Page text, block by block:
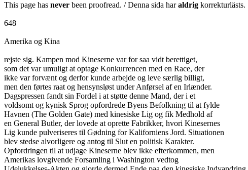
This page has never been proofread. / Denna sida haraldrig korrekturlästs.
648
Amerika og Kina
rejste sig. Kampen mod Kineserne var for saa vidt berettiget,
som det var umuligt at optage Konkurrencen med en Race, der
ikke var forvænt og derfor kunde arbejde og leve særlig billigt,
men den førtes raat og hensynsløst under Anførsel af en Irlænder.
Dagspressen fandt sin Fordel i at støtte denne Mand, der i et
voldsomt og kynisk Sprog opfordrede Byens Befolkning til at fylde
Havnen (The Golden Gate) med kinesiske Lig og fik Medhold af
en General Butler, der lovede at oprette Fabrikker, hvori Kinesernes
Lig kunde pulveriseres til Gødning for Kaliforniens Jord. Situationen
blev stedse alvorligere og antog til Slut en politisk Karakter.
Opfordringen til at udjage Kineserne blev ikke efterkommen, men
Amerikas lovgivende Forsamling i Washington vedtog